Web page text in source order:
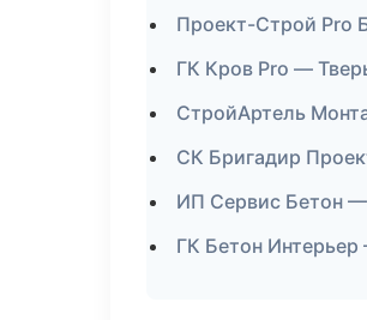
Проект-Строй Pro
ГК Кров Pro —
СтройАртель
СК Бригадир
ИП Сервис Бетон
ГК Бетон